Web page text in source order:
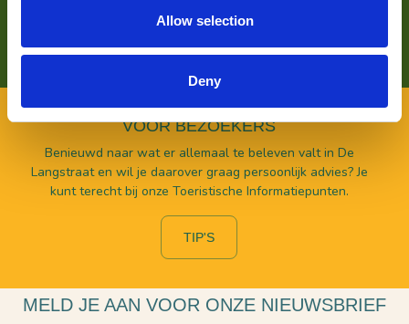
Allow selection
Deny
VOOR BEZOEKERS
Benieuwd naar wat er allemaal te beleven valt in De
Langstraat en wil je daarover graag persoonlijk advies? Je
kunt terecht bij onze Toeristische Informatiepunten.
TIP'S
MELD JE AAN VOOR ONZE NIEUWSBRIEF